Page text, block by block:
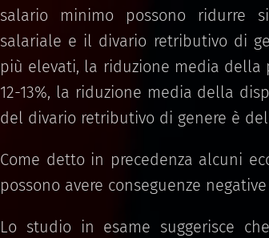
salario minimo possono ridurre
salariale e il divario retributivo di
più elevati, la riduzione media
12-13%, la riduzione media della
del divario retributivo di genere è del
Come detto in precedenza alcuni
possono avere conseguenze
Lo studio in esame suggerisce